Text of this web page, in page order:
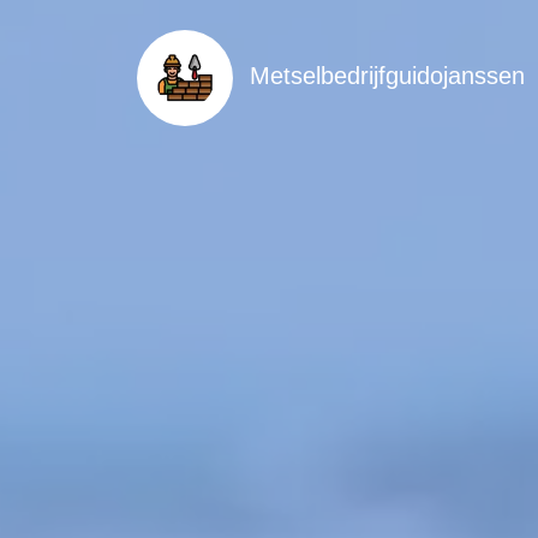
Metselbedrijfguidojanssen